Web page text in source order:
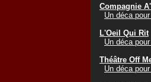
Compagnie
Un déca
L'Oeil Qui Rit
Un déca
Théâtre Off
Un déca